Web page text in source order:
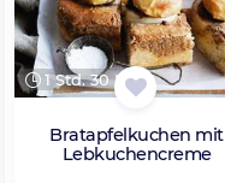
1 Std. 30 Min.
Bratapfelkuchen mit
Lebkuchencreme